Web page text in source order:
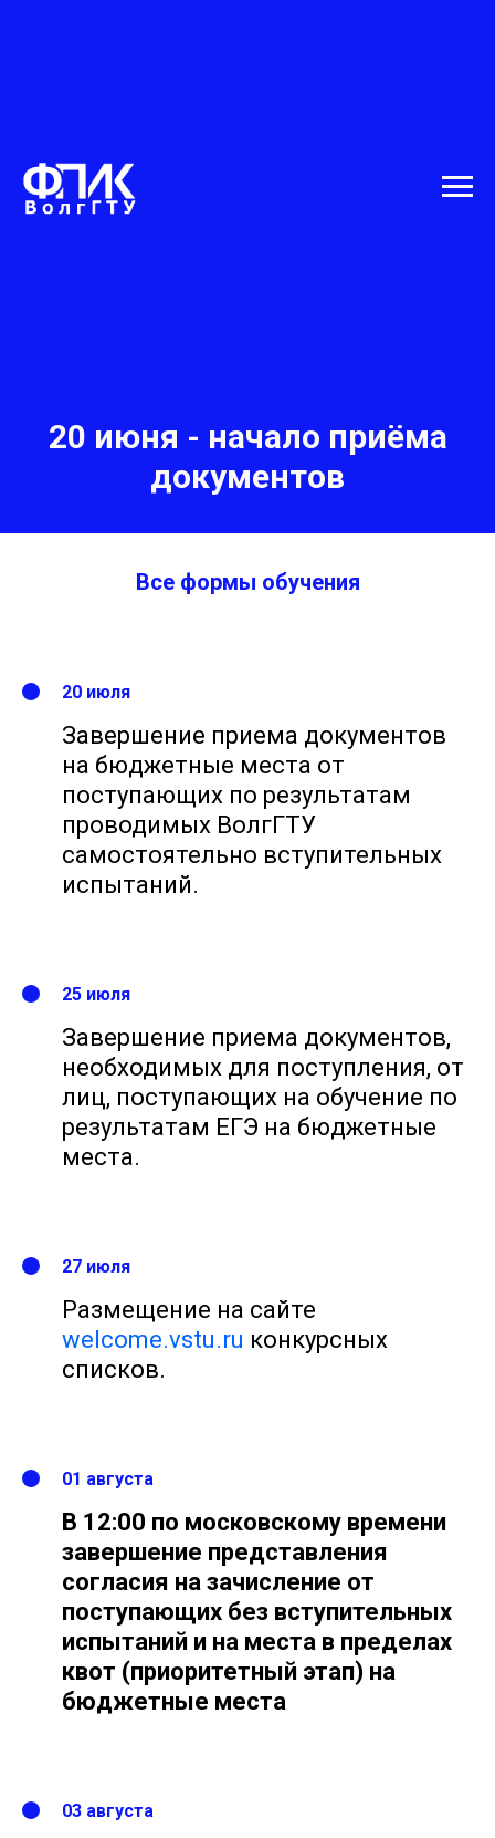
20 июня - начало приёма
документов
Все формы обучения
20 июля
Завершение приема документов
на бюджетные места от
поступающих по результатам
проводимых ВолгГТУ
самостоятельно вступительных
испытаний.
25 июля
Завершение приема документов,
необходимых для поступления, от
лиц, поступающих на обучение по
результатам ЕГЭ на бюджетные
места.
27 июля
Размещение на сайте
welcome.vstu.ru конкурсных
списков.
01 августа
В 12:00 по московскому времени
завершение представления
согласия на зачисление от
поступающих без вступительных
испытаний и на места в пределах
квот (приоритетный этап) на
бюджетные места
03 августа